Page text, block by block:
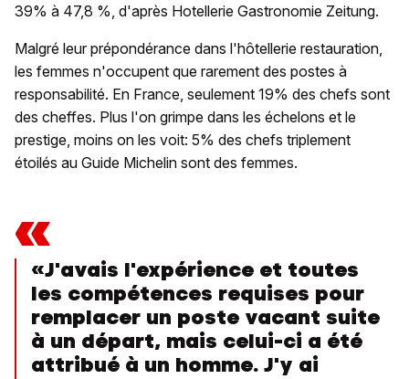
39% à 47,8 %, d'après Hotellerie Gastronomie Zeitung.
Malgré leur prépondérance dans l'hôtellerie restauration,
les femmes n'occupent que rarement des postes à
responsabilité. En France, seulement 19% des chefs sont
des cheffes. Plus l'on grimpe dans les échelons et le
prestige, moins on les voit: 5% des chefs triplement
étoilés au Guide Michelin sont des femmes.
«
«J'avais l'expérience et toutes
les compétences requises pour
remplacer un poste vacant suite
à un départ, mais celui-ci a été
attribué à un homme. J'y ai